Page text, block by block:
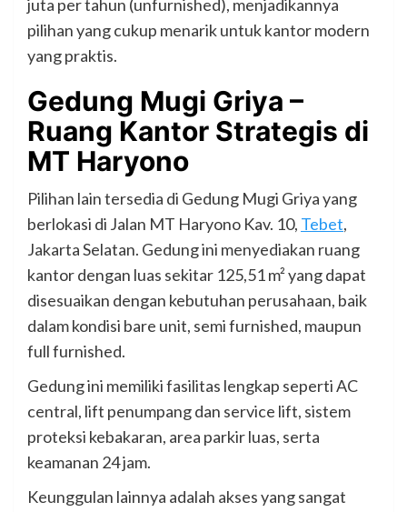
juta per tahun (unfurnished), menjadikannya
pilihan yang cukup menarik untuk kantor modern
yang praktis.
Gedung Mugi Griya –
Ruang Kantor Strategis di
MT Haryono
Pilihan lain tersedia di Gedung Mugi Griya yang
berlokasi di Jalan MT Haryono Kav. 10, Tebet,
Jakarta Selatan. Gedung ini menyediakan ruang
kantor dengan luas sekitar 125,51 m² yang dapat
disesuaikan dengan kebutuhan perusahaan, baik
dalam kondisi bare unit, semi furnished, maupun
full furnished.
Gedung ini memiliki fasilitas lengkap seperti AC
central, lift penumpang dan service lift, sistem
proteksi kebakaran, area parkir luas, serta
keamanan 24 jam.
Keunggulan lainnya adalah akses yang sangat